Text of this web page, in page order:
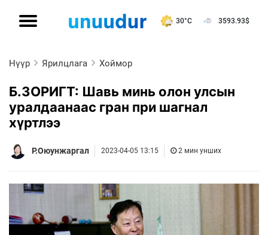
30°C 3593.93$
Нүүр Ярилцлага Хоймор
Б.ЗОРИГТ: Шавь минь олон улсын
уралдаанаас гран при шагнал
хүртлээ
Р.Оюунжаргал 2023-04-05 13:15 2 мин унших